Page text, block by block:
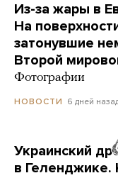
Из-за жары в
На
затонувшие
Второй
Фотографии
НОВОСТИ 6 дней
Украинский
в Геленджике.